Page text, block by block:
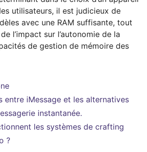
utilisateurs, il est judicieux de
avec une RAM suffisante, tout
l’impact sur l’autonomie de la
de gestion de mémoire des
entre iMessage et les alternatives
instantanée.
les systèmes de crafting
?